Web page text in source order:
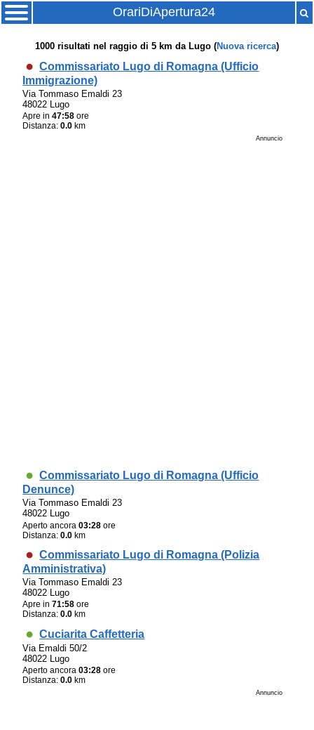
OrariDiApertura24
1000 risultati nel raggio di 5 km da Lugo (Nuova ricerca)
Commissariato Lugo di Romagna (Ufficio
Immigrazione)
Via Tommaso Emaldi 23
48022 Lugo
Apre in47:58 ore
Distanza:0.0 km
Annuncio
Commissariato Lugo di Romagna (Ufficio
Denunce)
Via Tommaso Emaldi 23
48022 Lugo
Aperto ancora03:28 ore
Distanza:0.0 km
Commissariato Lugo di Romagna (Polizia
Amministrativa)
Via Tommaso Emaldi 23
48022 Lugo
Apre in71:58 ore
Distanza:0.0 km
Cuciarita Caffetteria
Via Emaldi 50/2
48022 Lugo
Aperto ancora03:28 ore
Distanza:0.0 km
Annuncio